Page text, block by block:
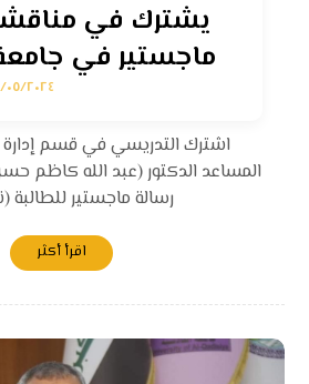
يشترك في
ماجستير في
٢٠/٠٥/
اشترك التدريسي في قسم إدارة
المساعد الدكتور (عبد الله كاظم
رسالة ماجستير للطالبة
اقرأ أكثر